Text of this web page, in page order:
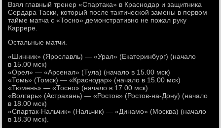
Взял главный тренер «Спартака» в Краснодар и защитника
Сердара Таски, который после тактической замены в первом
тайме матча с «Тосно» демонстративно не пожал руку
Каррере.
Остальные матчи.
«Шинник» (Ярославль) — «Урал» (Екатеринбург) (начало
в 15.00 мск)
«Орел» — «Арсенал» (Тула) (начало в 15.00 мск)
«Томь» (Томск) — «Краснодар» (начало в 15.00 мск)
«Тюмень» — «Тосно» (начало в 17.00 мск)
«Волгарь» (Астрахань) — «Ростов» (Ростов-на-Дону) (начало
в 18.00 мск)
«Спартак-Нальчик» (Нальчик) — «Динамо» (Москва) (начало
в 18.30 мск).